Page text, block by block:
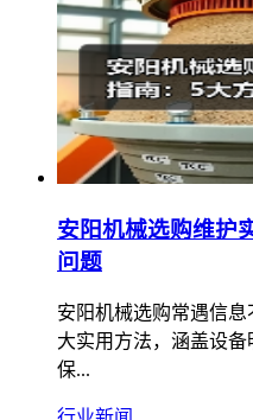
安阳机械选购维护
问题
安阳机械选购常遇信
大实用方法，涵盖设
保...